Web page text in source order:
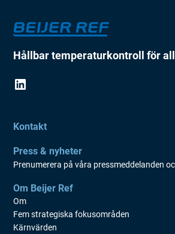
Hållbar temperaturkontroll för
Kontakt
Press & nyheter
Prenumerera på våra pressmeddelanden
Om Beijer Ref
Om
Fem strategiska fokusområden
Kärnvärden